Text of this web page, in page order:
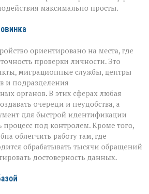
максимально просты.
ориентировано на места, где
проверки личности. Это
миграционные службы, центры
и подразделения
органов. В этих сферах любая
очереди и неудобства, а
для быстрой идентификации
процесс под контролем. Кроме того,
облегчить работу там, где
обрабатывать тысячи обращений
достоверность данных.